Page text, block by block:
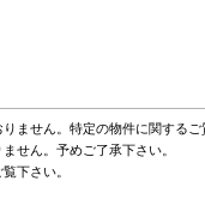
ません。特定の物件に関する
せん。予めご了承下さい。
下さい。